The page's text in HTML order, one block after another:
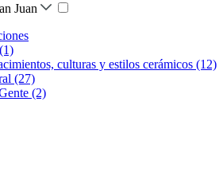
Juan
culturas y estilos cerámicos (12)
(27)
(2)